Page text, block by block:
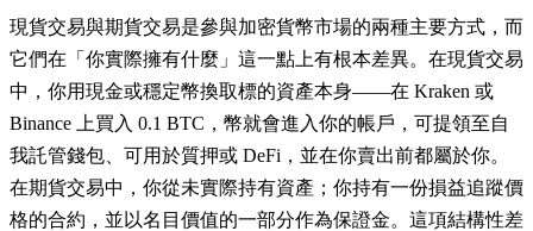
現貨交易與期貨交易是參與加密貨幣市場的兩種主要方式，而
它們在「你實際擁有什麼」這一點上有根本差異。在現貨交易
中，你用現金或穩定幣換取標的資產本身——在 Kraken 或
Binance 上買入 0.1 BTC，幣就會進入你的帳戶，可提領至自
我託管錢包、可用於質押或 DeFi，並在你賣出前都屬於你。
在期貨交易中，你從未實際持有資產；你持有一份損益追蹤價
格的合約，並以名目價值的一部分作為保證金。這項結構性差